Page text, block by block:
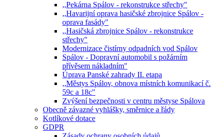
,,Pekárna Spálov - rekonstrukce střechy"
,,Havarijní oprava hasičské zbrojnice Spálov -
oprava fasády"
,,Hasičská zbrojnice Spálov - rekonstrukce
střechy"
Modernizace čistírny odpadních vod Spálov
Spálov - Dopravní automobil s požárním
přívěsem nákladním"
Úprava Panské zahrady II. etapa
,,Městys Spálov, obnova místních komunikací č.
59c a 18c"
Zvýšení bezpečnosti v centru městyse Spálova
Obecně závazné vyhlášky, směrnice a řády
Kotlíkové dotace
GDPR